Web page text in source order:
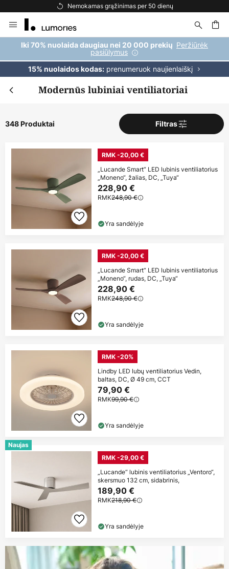
Nemokamas grąžinimas per 50 dienų
to
Content
Iki 70% nuolaida daugiau nei 20 000 prekių Peržiūrėk
pasiūlymus
15% nuolaidos kodas:prenumeruok naujienlaiškį
Modernūs lubiniai ventiliatoriai
348 Produktai Filtras
RMK -20,00 €
„Lucande Smart“ LED lubinis ventiliatorius
„Moneno“, žalias, DC, „Tuya“
228,90 €
RMK248,90 €
Yra sandėlyje
RMK -20,00 €
„Lucande Smart“ LED lubinis ventiliatorius
„Moneno“, rudas, DC, „Tuya“
228,90 €
RMK248,90 €
Yra sandėlyje
RMK -20%
Lindby LED lubų ventiliatorius Vedin,
baltas, DC, Ø 49 cm, CCT
79,90 €
RMK99,90 €
Yra sandėlyje
Naujas
RMK -29,00 €
„Lucande“ lubinis ventiliatorius „Ventoro“,
skersmuo 132 cm, sidabrinis,
189,90 €
RMK218,90 €
Yra sandėlyje